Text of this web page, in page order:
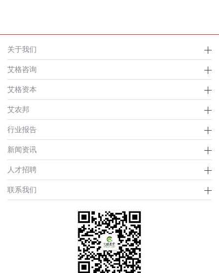
关于我们
艾格咨询
艾格资本
艾农邦
行业报告
新闻资讯
人才招聘
联系我们